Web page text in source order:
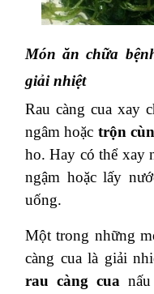
Món ăn chữa
giải nhiệt
Rau càng cua xay
ngâm hoặc trộn
ho. Hay có thể xay
ngậm hoặc lấy
uống.
Một trong những
càng cua là giải
rau càng cua